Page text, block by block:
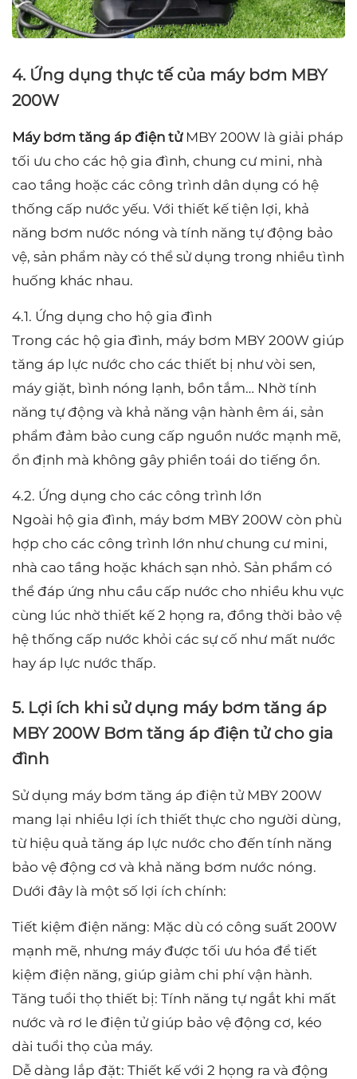
4. Ứng dụng thực tế của máy bơm MBY
200W
Máy bơm tăng áp điện tửMBY 200W là giải pháp
tối ưu cho các hộ gia đình, chung cư mini, nhà
cao tầng hoặc các công trình dân dụng có hệ
thống cấp nước yếu. Với thiết kế tiện lợi, khả
năng bơm nước nóng và tính năng tự động bảo
vệ, sản phẩm này có thể sử dụng trong nhiều tình
huống khác nhau.
4.1. Ứng dụng cho hộ gia đình
Trong các hộ gia đình, máy bơm MBY 200W giúp
tăng áp lực nước cho các thiết bị như vòi sen,
máy giặt, bình nóng lạnh, bồn tắm… Nhờ tính
năng tự động và khả năng vận hành êm ái, sản
phẩm đảm bảo cung cấp nguồn nước mạnh mẽ,
ổn định mà không gây phiền toái do tiếng ồn.
4.2. Ứng dụng cho các công trình lớn
Ngoài hộ gia đình, máy bơm MBY 200W còn phù
hợp cho các công trình lớn như chung cư mini,
nhà cao tầng hoặc khách sạn nhỏ. Sản phẩm có
thể đáp ứng nhu cầu cấp nước cho nhiều khu vực
cùng lúc nhờ thiết kế 2 họng ra, đồng thời bảo vệ
hệ thống cấp nước khỏi các sự cố như mất nước
hay áp lực nước thấp.
5. Lợi ích khi sử dụng máy bơm tăng áp
MBY 200W Bơm tăng áp điện tử cho gia
đình
Sử dụng máy bơm tăng áp điện tử MBY 200W
mang lại nhiều lợi ích thiết thực cho người dùng,
từ hiệu quả tăng áp lực nước cho đến tính năng
bảo vệ động cơ và khả năng bơm nước nóng.
Dưới đây là một số lợi ích chính:
Tiết kiệm điện năng: Mặc dù có công suất 200W
mạnh mẽ, nhưng máy được tối ưu hóa để tiết
kiệm điện năng, giúp giảm chi phí vận hành.
Tăng tuổi thọ thiết bị: Tính năng tự ngắt khi mất
nước và rơ le điện tử giúp bảo vệ động cơ, kéo
dài tuổi thọ của máy.
Dễ dàng lắp đặt: Thiết kế với 2 họng ra và động